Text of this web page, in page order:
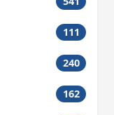
111
240
162